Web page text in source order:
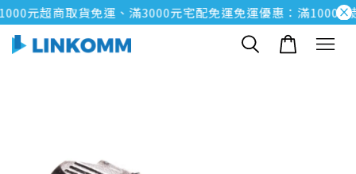
元超商取貨免運、滿3000元宅配免運免運優惠：滿1000元